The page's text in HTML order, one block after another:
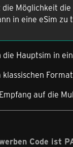
Möglichkeit
in eine eSim zu
die Hauptsim in
auf die
Code ist